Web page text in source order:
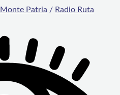
Monte Patria / Radio Ruta